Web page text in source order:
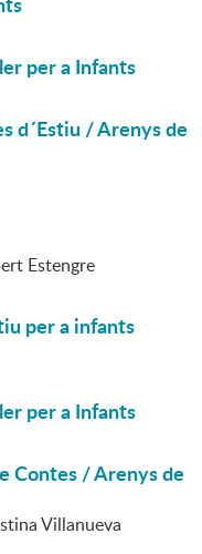
per a Infants
d´Estiu / Arenys de
Estengre
per a infants
per a Infants
Contes / Arenys de
Villanueva